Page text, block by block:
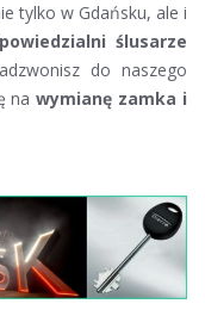
tylko w Gdańsku, ale i
ślusarze
do naszego
nawymianę zamka i